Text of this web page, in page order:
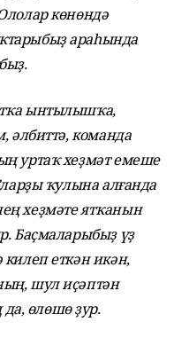
көнөндә
араһында
ынтылышҡа,
әлбиттә, команда
уртаҡ хеҙмәт емеше
ҡулына алғанда
хеҙмәте ятҡанын
Баҫмаларыбыҙ үҙ
килеп еткән икән,
шул иҫәптән
өлөшө ҙур.